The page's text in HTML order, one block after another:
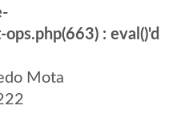
: eval()'d
Mota